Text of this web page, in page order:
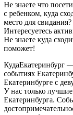
Не знаете что
с ребенком, куда
место для
Интересуетесь
Не знаете куда
поможет!
КудаЕкатеринбург
событиях
Екатеринбурге с
У нас только
Екатеринбурга.